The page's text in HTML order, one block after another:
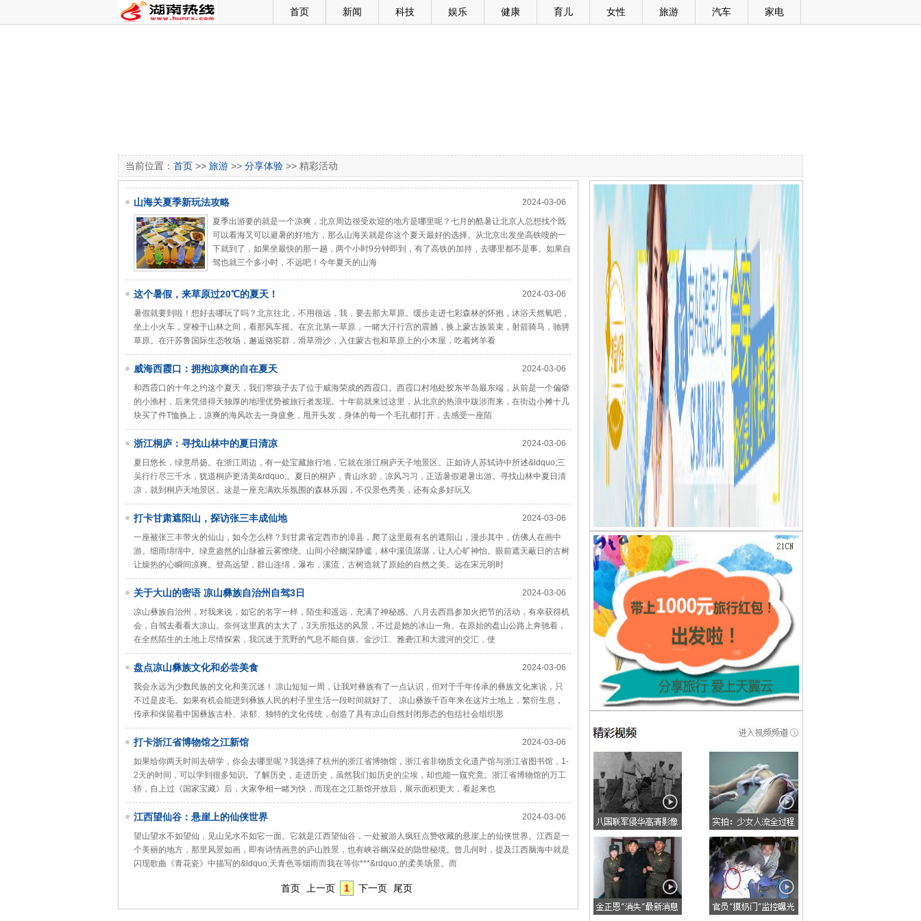
首页 新闻 科技 娱乐 健康 育儿 女性 旅游 汽车 家电
当前位置： 首页 >> 旅游 >> 分享体验 >> 精彩活动
2024-03-06
山海关夏季新玩法攻略
夏季出游要的就是一个凉爽，北京周边很受欢迎的地方是哪里呢？七月的酷暑让北京人总想找个既
可以看海又可以避暑的好地方，那么山海关就是你这个夏天最好的选择。从北京出发坐高铁嗖的一
下就到了，如果坐最快的那一趟，两个小时9分钟即到，有了高铁的加持，去哪里都不是事。如果自
驾也就三个多小时，不远吧！今年夏天的山海
2024-03-06
这个暑假，来草原过20℃的夏天！
暑假就要到啦！想好去哪玩了吗？北京往北，不用很远，我，要去那大草原。缓步走进七彩森林的怀抱，沐浴天然氧吧，
坐上小火车，穿梭于山林之间，看那风车摇。在京北第一草原，一睹大汗行宫的震撼，换上蒙古族装束，射箭骑马，驰骋
草原。在汗苏鲁国际生态牧场，邂逅骆驼群，滑草滑沙，入住蒙古包和草原上的小木屋，吃着烤羊看
2024-03-06
威海西霞口：拥抱凉爽的自在夏天
和西霞口的十年之约这个夏天，我们带孩子去了位于威海荣成的西霞口。西霞口村地处胶东半岛最东端，从前是一个偏僻
的小渔村，后来凭借得天独厚的地理优势被旅行者发现。十年前就来过这里，从北京的热浪中跋涉而来，在街边小摊十几
块买了件T恤换上，凉爽的海风吹去一身疲惫，甩开头发，身体的每一个毛孔都打开，去感受一座陌
2024-03-06
浙江桐庐：寻找山林中的夏日清凉
夏日悠长，绿意昂扬。在浙江周边，有一处宝藏旅行地，它就在浙江桐庐天子地景区。正如诗人苏轼诗中所述&ldquo;三
吴行行尽三千水，犹道桐庐更清美&rdquo;。夏日的桐庐，青山水碧，凉风习习，正适暑假避暑出游。寻找山林中夏日清
凉，就到桐庐天地景区。这是一座充满欢乐氛围的森林乐园，不仅景色秀美，还有众多好玩又
2024-03-06
打卡甘肃遮阳山，探访张三丰成仙地
一座被张三丰带火的仙山，如今怎么样？到甘肃省定西市的漳县，爬了这里最有名的遮阳山，漫步其中，仿佛人在画中
游。细雨绵绵中。绿意盎然的山脉被云雾缭绕。山间小径幽深静谧，林中溪流潺潺，让人心旷神怡。眼前遮天蔽日的古树
让燥热的心瞬间凉爽。登高远望，群山连绵，瀑布，溪流，古树造就了原始的自然之美。远在宋元明时
2024-03-06
关于大山的密语 凉山彝族自治州自驾3日
凉山彝族自治州，对我来说，如它的名字一样，陌生和遥远，充满了神秘感。八月去西昌参加火把节的活动，有幸获得机
会，自驾去看看大凉山。奈何这里真的太大了，3天所抵达的风景，不过是她的冰山一角。在原始的盘山公路上奔驰着，
在全然陌生的土地上尽情探索，我沉迷于荒野的气息不能自拔。金沙江、雅砻江和大渡河的交汇，使
2024-03-06
盘点凉山彝族文化和必尝美食
我会永远为少数民族的文化和美沉迷！ 凉山短短一周，让我对彝族有了一点认识，但对于千年传承的彝族文化来说，只
不过是皮毛。如果有机会能进到彝族人民的村子里生活一段时间就好了。 凉山彝族千百年来在这片土地上，繁衍生息，
传承和保留着中国彝族古朴、浓郁、独特的文化传统，创造了具有凉山自然封闭形态的包括社会组织形
2024-03-06
打卡浙江省博物馆之江新馆
如果给你两天时间去研学，你会去哪里呢？我选择了杭州的浙江省博物馆，浙江省非物质文化遗产馆与浙江省图书馆，1-
2天的时间，可以学到很多知识。了解历史，走进历史，虽然我们如历史的尘埃，却也能一窥究竟。浙江省博物馆的万工
轿，自上过《国家宝藏》后，大家争相一睹为快，而现在之江新馆开放后，展示面积更大，看起来也
2024-03-06
江西望仙谷：悬崖上的仙侠世界
望山望水不如望仙，见山见水不如它一面。它就是江西望仙谷，一处被游人疯狂点赞收藏的悬崖上的仙侠世界。江西是一
个美丽的地方，那里风景如画，即有诗情画意的庐山胜景，也有峡谷幽深处的隐世秘境。曾几何时，提及江西脑海中就是
闪现歌曲《青花瓷》中描写的&ldquo;天青色等烟雨而我在等你***&rdquo;的柔美场景。而
首页 上一页 1 下一页 尾页